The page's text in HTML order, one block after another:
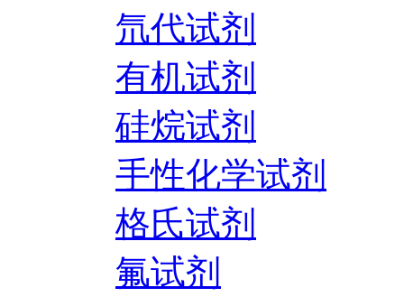
氘代试剂
有机试剂
硅烷试剂
手性化学试剂
格氏试剂
氟试剂